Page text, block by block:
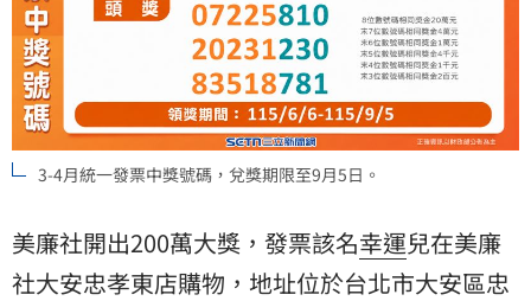
3-4月統一發票中獎號碼，兌獎期限至9月5日。
美廉社開出200萬大獎，發票該名幸運兒在美廉
社大安忠孝東店購物，地址位於台北市大安區忠